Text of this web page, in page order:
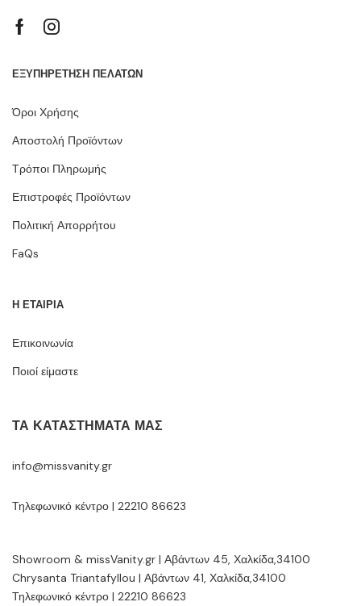
ΕΞΥΠΗΡΕΤΗΣΗ ΠΕΛΑΤΩΝ
Όροι Χρήσης
Αποστολή Προϊόντων
Τρόποι Πληρωμής
Επιστροφές Προϊόντων
Πολιτική Απορρήτου
FaQs
Η ΕΤΑΙΡΙΑ
Επικοινωνία
Ποιοί είμαστε
ΤΑ ΚΑΤΑΣΤΉΜΑΤΆ ΜΑΣ
info@missvanity.gr
Τηλεφωνικό κέντρο | 22210 86623
Showroom & missVanity.gr | Αβάντων 45, Χαλκίδα,34100
Chrysanta Triantafyllou | Αβάντων 41, Χαλκίδα,34100
Τηλεφωνικό κέντρο | 22210 86623